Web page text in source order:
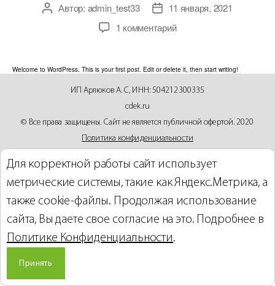
Автор: admin_test33
11 января, 2021
1 комментарий
Welcome to WordPress. This is your first post. Edit or delete it, then start writing!
Сайт разработан в компании
Политика конфиденциальности
ИП Арлюков А. С, ИНН: 504212300335
cdek.ru
© Все права защищены. Сайт не является публичной офертой. 2020
Для корректной работы сайт использует
метрические системы, такие как Яндекс.Метрика, а
также cookie-файлы. Продолжая использование
сайта, Вы даете свое согласие на это. Подробнее в
Политике Конфиденциальности.
Принять